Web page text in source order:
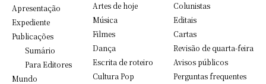
Apresentação
Expediente
Publicações
Sumário
Para Editores
Mundo
Artes de hoje
Música
Filmes
Dança
Escrita de roteiro
Cultura Pop
Colunistas
Editais
Cartas
Revisão de quarta-feira
Avisos públicos
Perguntas frequentes